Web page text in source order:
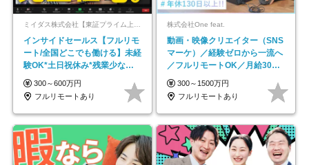
ミイダス株式会社【東証プライム上場パーソルグループ】
インサイドセールス【フルリモ
ート/全国どこでも働ける】未経
験OK*土日祝休み*残業少なめ*
在宅勤務手当あり
300～600万円
フルリモートあり
株式会社One feat.
動画・映像クリエイター（SNS
マーケ）／経験ゼロから一流へ
／フルリモートOK／月給30万
円～／年休130日以上
300～1500万円
フルリモートあり